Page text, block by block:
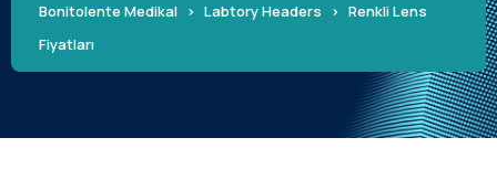
Bonitolente Medikal > Labtory Headers > Renkli Lens
Fiyatları